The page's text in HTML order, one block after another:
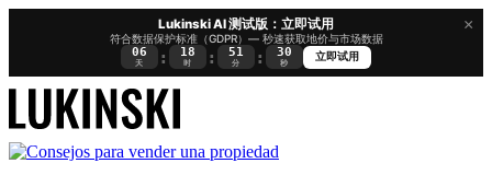
×
Lukinski AI 测试版：立即试用
符合数据保护标准（GDPR）— 秒速获取地价与市场数据
06
天 : 18
时 : 51
分 : 29
秒
立即试用